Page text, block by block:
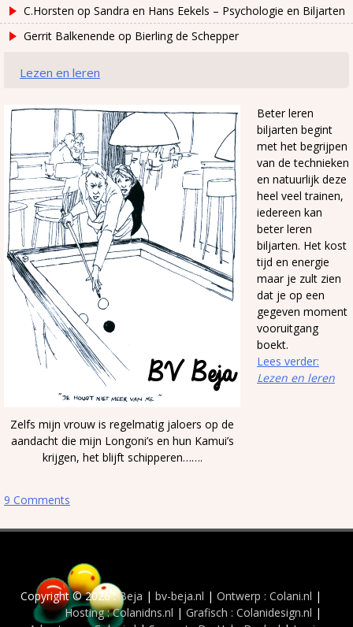
C.Horsten op Sandra en Hans Eekels – Psychologie en Biljarten
Gerrit Balkenende op Bierling de Schepper
Lezen en leren
Zelfs mijn vrouw is regelmatig jaloers op de
aandacht die mijn Longoni’s en hun Kamui’s
krijgen, het blijft schipperen…….
Beter leren
biljarten begint
met het begrijpen
van de technieken
en natuurlijk deze
heel veel trainen,
iedereen kan
beter leren
biljarten. Het kost
tijd en energie
maar je zult zien
dat je op een
gegeven moment
vooruitgang
boekt.
Lees verder:
Lezen en leren
9 Comments
Copyright © 2026 :Beja | bv-beja.nl | Ontwerp : Colani.nl |
Hosting : Colanidns.nl | Grafisch : Colanidesign.nl |